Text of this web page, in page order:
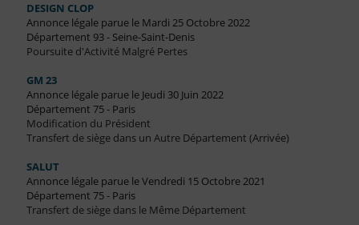
DESIGN CLOP
Annonce légale parue le Mardi 25 Octobre 2022
Département 93 - Seine-Saint-Denis
Poursuite d'Activité Malgré Pertes
GM 23
Annonce légale parue le Jeudi 30 Juin 2022
Département 75 - Paris
Modification du Président
Transfert de siège dans un Autre Département (Arrivée)
SALUT
Annonce légale parue le Vendredi 15 Octobre 2021
Département 75 - Paris
Transfert de siège dans le Même Département